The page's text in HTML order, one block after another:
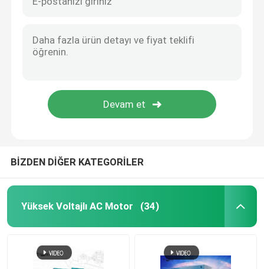
BİZDEN DİĞER KATEGORİLER
Yüksek Voltajlı AC Motor (34)